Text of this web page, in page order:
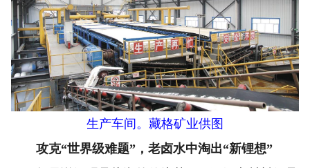
生产车间。藏格矿业供图
攻克“世界级难题”，老卤水中淘出“新锂想”